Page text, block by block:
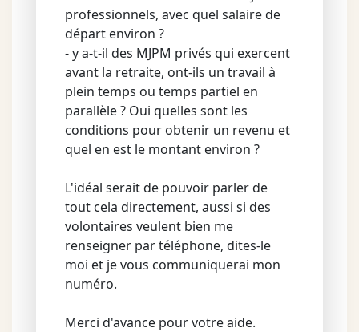
professionnels, avec quel salaire de
départ environ ?
- y a-t-il des MJPM privés qui exercent
avant la retraite, ont-ils un travail à
plein temps ou temps partiel en
parallèle ? Oui quelles sont les
conditions pour obtenir un revenu et
quel en est le montant environ ?
L'idéal serait de pouvoir parler de
tout cela directement, aussi si des
volontaires veulent bien me
renseigner par téléphone, dites-le
moi et je vous communiquerai mon
numéro.
Merci d'avance pour votre aide.